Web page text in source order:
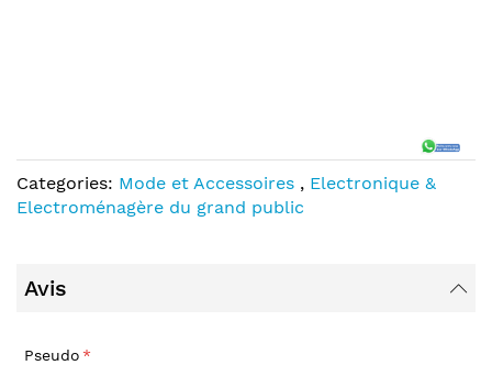
Categories: Mode et Accessoires , Electronique &
Electroménagère du grand public
Avis
Pseudo